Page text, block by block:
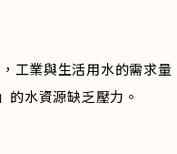
工業與生活用水的需求
的水資源缺乏壓力。